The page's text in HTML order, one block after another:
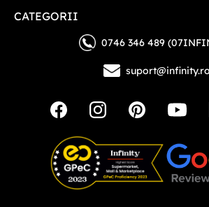
CATEGORII
0746 346 489
suport@infinity.ro